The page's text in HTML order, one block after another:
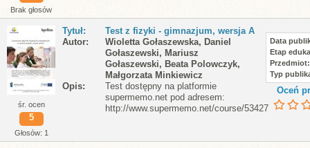
Brak głosów
śr. ocen
5
Głosów: 1
Tytuł
Test z fizyki - gimnazjum, wersja A
Autor
Wioletta Gołaszewska, Daniel
Gołaszewski, Mariusz
Gołaszewski, Beata Polowczyk,
Małgorzata Minkiewicz
Opis
Test dostępny na platformie
supermemo.net pod adresem:
http://www.supermemo.net/course/53427
Data
Etap
Przedmiot
Typ
Oceń